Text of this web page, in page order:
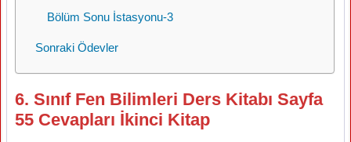
Bölüm Sonu İstasyonu-3
Sonraki Ödevler
6. Sınıf Fen Bilimleri Ders Kitabı Sayfa
55 Cevapları İkinci Kitap